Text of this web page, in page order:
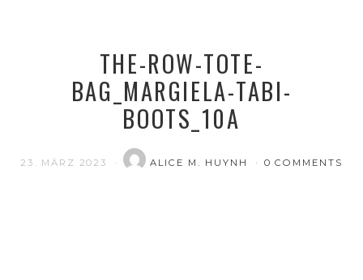
THE-ROW-TOTE-
BAG_MARGIELA-TABI-
BOOTS_10A
23. MÄRZ 2023 ALICE M. HUYNH 0 COMMENTS